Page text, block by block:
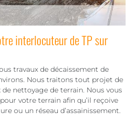
interlocuteur de TP sur
travaux de décaissement de
Nous traitons tout projet de
nettoyage de terrain. Nous vous
votre terrain afin qu’il reçoive
ou un réseau d’assainissement.